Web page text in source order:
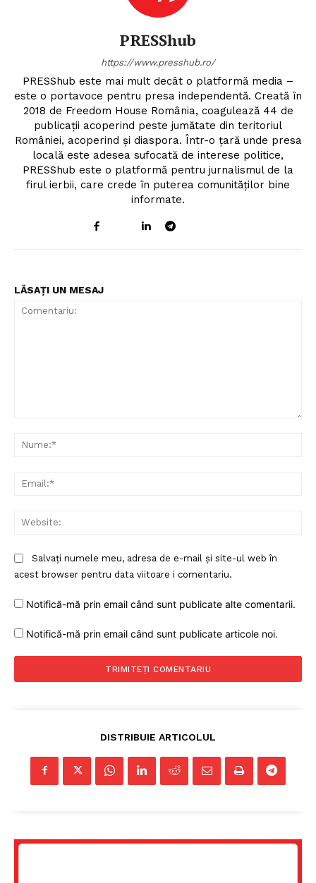
PRESShub
https://www.presshub.ro/
PRESShub este mai mult decât o platformă media –
este o portavoce pentru presa independentă. Creată în
2018 de Freedom House România, coagulează 44 de
publicații acoperind peste jumătate din teritoriul
României, acoperind și diaspora. Într-o țară unde presa
locală este adesea sufocată de interese politice,
PRESShub este o platformă pentru jurnalismul de la
firul ierbii, care crede în puterea comunităților bine
informate.
LĂSAȚI UN MESAJ
Salvați numele meu, adresa de e-mail și site-ul web în
acest browser pentru data viitoare i comentariu.
Notifică-mă prin email când sunt publicate alte comentarii.
Notifică-mă prin email când sunt publicate articole noi.
DISTRIBUIE ARTICOLUL